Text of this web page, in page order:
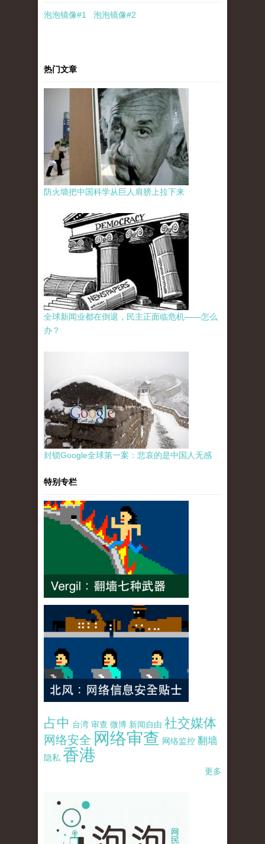
泡泡镜像#1 泡泡镜像#2
热门文章
防火墙把中国科学从巨人肩膀上拉下来
全球新闻业都在倒退，民主正面临危机——怎么
办？
封锁Google全球第一案：悲哀的是中国人无感
特别专栏
占中 台湾 审查 微博 新闻自由 社交媒体
网络安全 网络审查 网络监控 翻墙
隐私 香港
更多
pao-pao-banner-mirror-site-120814.jpg